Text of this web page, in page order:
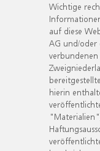
Wichtige
auf diese
AG und/oder
hierin